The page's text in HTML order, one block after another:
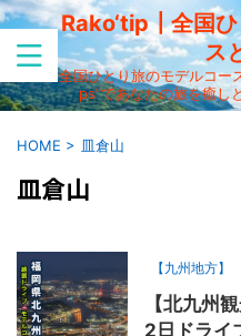
Rako‘tip┃全国ひ
ス
全国ひとり旅のモデルコ
ps"であなたの旅を癒し
HOME > 皿倉山
皿倉山
【九州地方】
【北九州
2日ドライ